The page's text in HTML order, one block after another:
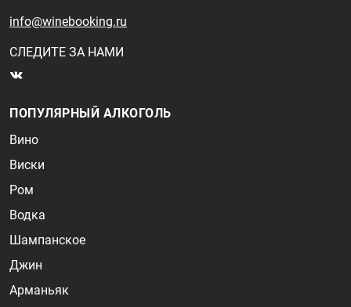
info@winebooking.ru
СЛЕДИТЕ ЗА НАМИ
ПОПУЛЯРНЫЙ АЛКОГОЛЬ
Вино
Виски
Ром
Водка
Шампанское
Джин
Арманьяк